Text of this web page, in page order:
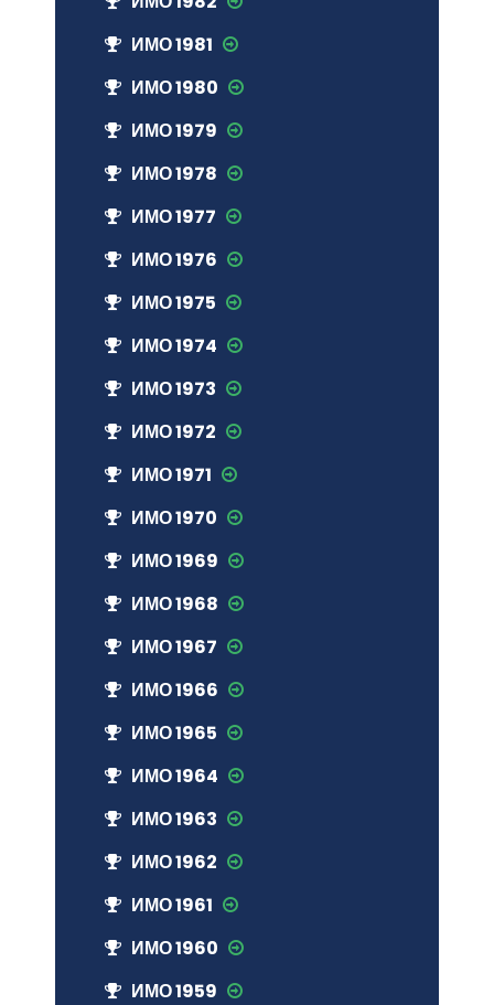
ИМО 1981
ИМО 1980
ИМО 1979
ИМО 1978
ИМО 1977
ИМО 1976
ИМО 1975
ИМО 1974
ИМО 1973
ИМО 1972
ИМО 1971
ИМО 1970
ИМО 1969
ИМО 1968
ИМО 1967
ИМО 1966
ИМО 1965
ИМО 1964
ИМО 1963
ИМО 1962
ИМО 1961
ИМО 1960
ИМО 1959